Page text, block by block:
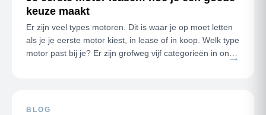
keuze maakt
Er zijn veel types motoren. Dit is waar je op moet letten
als je je eerste motor kiest, in lease of in koop. Welk type
motor past bij je? Er zijn grofweg vijf categorieën in ons→
BLOG